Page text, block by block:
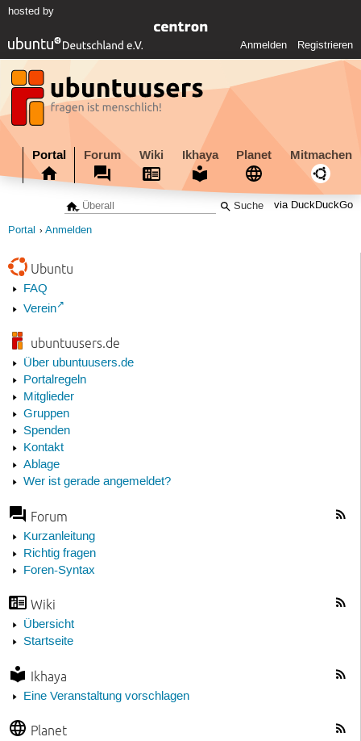
hosted by
Anmelden Registrieren
Portal Forum Wiki Ikhaya Planet Mitmachen
via DuckDuckGo
Portal Anmelden
Ubuntu
FAQ
Verein
ubuntuusers.de
Über ubuntuusers.de
Portalregeln
Mitglieder
Gruppen
Spenden
Kontakt
Ablage
Wer ist gerade angemeldet?
Forum
Kurzanleitung
Richtig fragen
Foren-Syntax
Wiki
Übersicht
Startseite
Ikhaya
Eine Veranstaltung vorschlagen
Planet